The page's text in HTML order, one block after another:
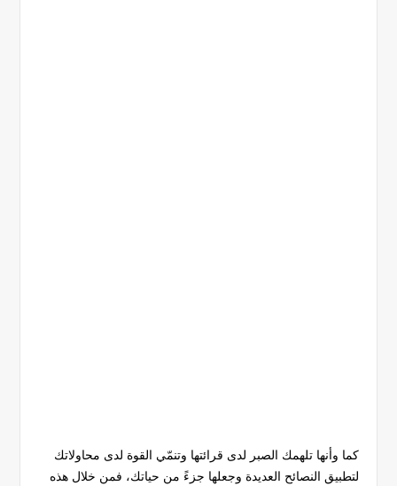
كما وأنها تلهمك الصبر لدى قرائتها وتنمّي القوة لدى محاولاتك
لتطبيق النصائح العديدة وجعلها جزءً من حياتك، فمن خلال هذه